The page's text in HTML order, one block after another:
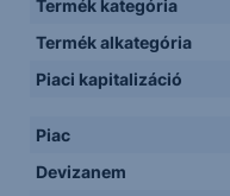
Termék kategória
Termék alkategória
Piaci kapitalizáció
Piac
Devizanem